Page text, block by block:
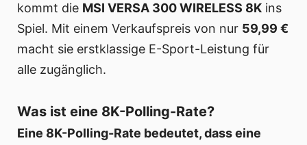
kommt die MSI VERSA 300 WIRELESS 8K ins
Spiel. Mit einem Verkaufspreis von nur 59,99 €
macht sie erstklassige E-Sport-Leistung für
alle zugänglich.
Was ist eine 8K-Polling-Rate?
Eine 8K-Polling-Rate bedeutet, dass eine